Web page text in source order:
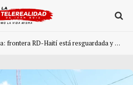
RD-Haití está resguardada y en orden